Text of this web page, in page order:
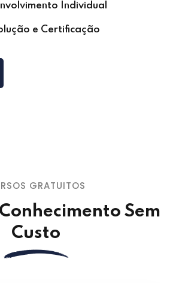
Individual
e Certificação
GRATUITOS
Sem
Custo